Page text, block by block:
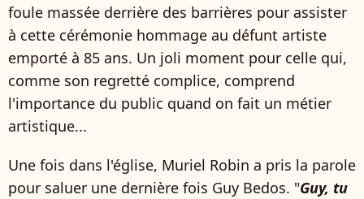
foule massée derrière des barrières pour assister
à cette cérémonie hommage au défunt artiste
emporté à 85 ans. Un joli moment pour celle qui,
comme son regretté complice, comprend
l'importance du public quand on fait un métier
artistique...
Une fois dans l'église, Muriel Robin a pris la parole
pour saluer une dernière fois Guy Bedos. "Guy, tu